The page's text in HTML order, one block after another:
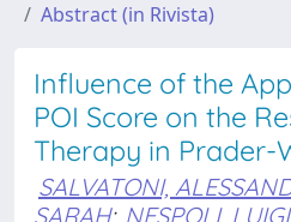
Abstract (in Rivista)
Influence of the
POI Score on the
Therapy in Prader-
SALVATONI,
SARAH; NESPOLI, LUIGI